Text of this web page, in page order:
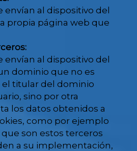
envían al dispositivo del
propia página web que
envían al dispositivo del
dominio que no es
titular del dominio
sino por otra
los datos obtenidos a
como por ejemplo
son estos terceros
a su implementación,